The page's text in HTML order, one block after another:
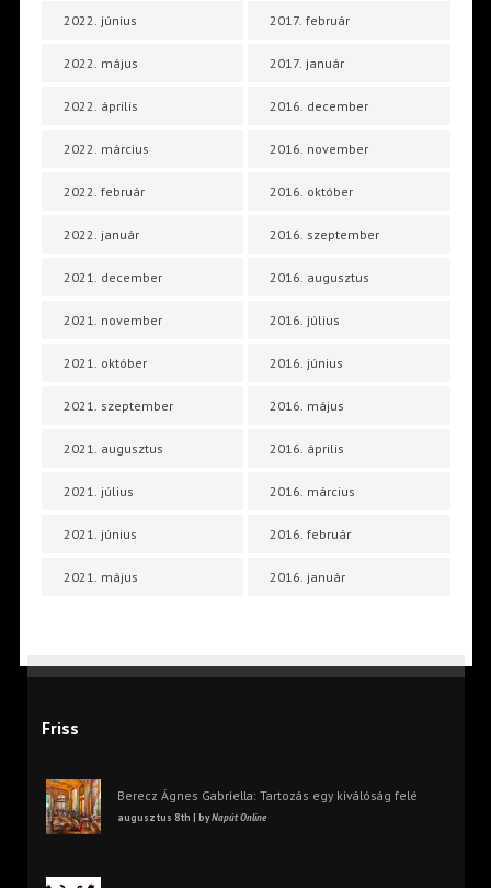
2022. június
2022. május
2022. április
2022. március
2022. február
2022. január
2021. december
2021. november
2021. október
2021. szeptember
2021. augusztus
2021. július
2021. június
2021. május
2017. február
2017. január
2016. december
2016. november
2016. október
2016. szeptember
2016. augusztus
2016. július
2016. június
2016. május
2016. április
2016. március
2016. február
2016. január
Friss
Berecz Ágnes Gabriella: Tartozás egy kiválóság felé
augusztus 8th | byNapút Online